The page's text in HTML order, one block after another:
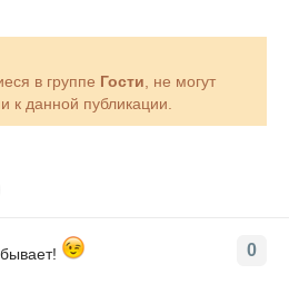
в группе Гости, не могут
к данной публикации.
0